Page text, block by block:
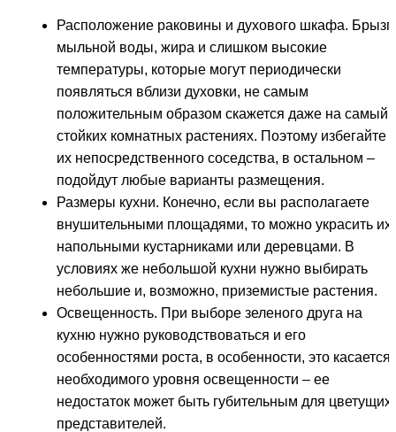
Расположение раковины и духового шкафа.
мыльной воды, жира и слишком высокие
температуры, которые могут периодически
появляться вблизи духовки, не самым
положительным образом скажется даже на самый
стойких комнатных растениях. Поэтому избегайте
их непосредственного соседства, в остальном –
подойдут любые варианты размещения.
Размеры кухни. Конечно, если вы располагаете
внушительными площадями, то можно украсить их
напольными кустарниками или деревцами. В
условиях же небольшой кухни нужно выбирать
небольшие и, возможно, приземистые растения.
Освещенность. При выборе зеленого друга на
кухню нужно руководствоваться и его
особенностями роста, в особенности, это касается
необходимого уровня освещенности – ее
недостаток может быть губительным для цветущих
представителей.